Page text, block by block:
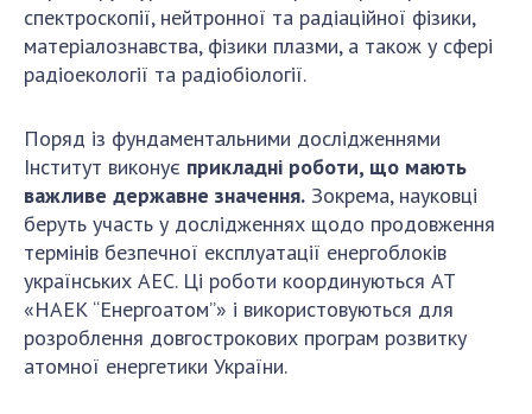
спектроскопії, нейтронної та радіаційної фізики,
матеріалознавства, фізики плазми, а також у сфері
радіоекології та радіобіології.
Поряд із фундаментальними дослідженнями
Інститут виконує прикладні роботи, що мають
важливе державне значення. Зокрема, науковці
беруть участь у дослідженнях щодо продовження
термінів безпечної експлуатації енергоблоків
українських АЕС. Ці роботи координуються АТ
«НАЕК “Енергоатом”» і використовуються для
розроблення довгострокових програм розвитку
атомної енергетики України.